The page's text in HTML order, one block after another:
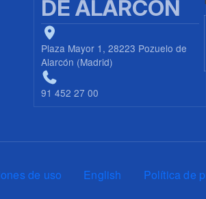
DE ALARCÓN
Plaza Mayor 1, 28223 Pozuelo de
Alarcón (Madrid)
91 452 27 00
de uso English Política de